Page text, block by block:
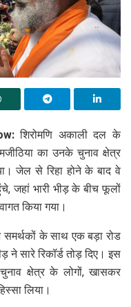
शिरोमणि अकाली दल के
का उनके चुनाव क्षेत्र
जेल से रिहा होने के बाद वे
जहां भारी भीड़ के बीच फूलों
किया गया।
समर्थकों के साथ एक बड़ा रोड
ने सारे रिकॉर्ड तोड़ दिए। इस
क्षेत्र के लोगों, खासकर
लिया।